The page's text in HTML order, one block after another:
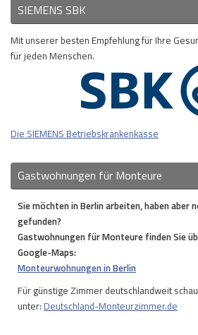
SIEMENS SBK
Mit unserer besten Empfehlung für Ihre
für jeden Menschen.
Die SIEMENS Betriebskrankenkasse
Gastwohnungen für Monteure
Sie möchten in Berlin arbeiten, haben aber
gefunden?
Gastwohnungen für Monteure finden Sie
Google-Maps:
Monteurwohnungen in Berlin
Für günstige Zimmer deutschlandweit
unter: Deutschland-Monteurzimmer.de